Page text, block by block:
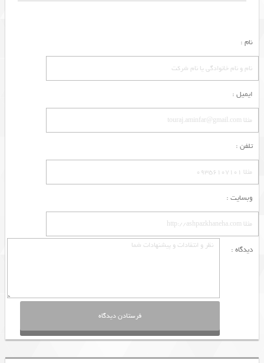
نام :
ایمیل :
تلفن :
وبسایت :
دیدگاه :